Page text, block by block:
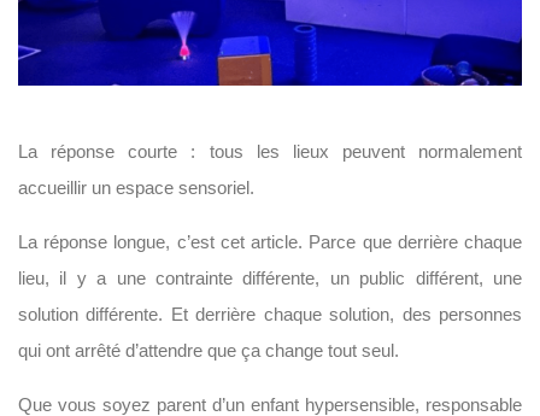
La réponse courte : tous les lieux peuvent normalement
accueillir un espace sensoriel.
La réponse longue, c’est cet article. Parce que derrière chaque
lieu, il y a une contrainte différente, un public différent, une
solution différente. Et derrière chaque solution, des personnes
qui ont arrêté d’attendre que ça change tout seul.
Que vous soyez parent d’un enfant hypersensible, responsable